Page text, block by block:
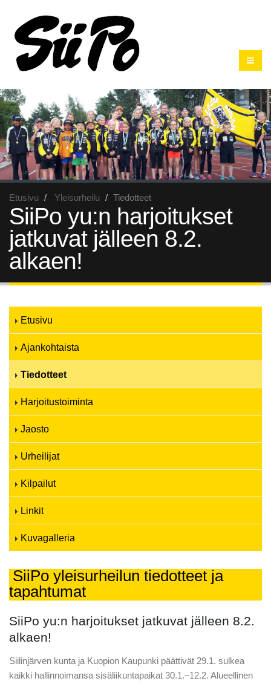
Etusivu Yleisurheilu Tiedotteet
SiiPo yu:n harjoitukset
jatkuvat jälleen 8.2.
alkaen!
Etusivu
Ajankohtaista
Tiedotteet
Harjoitustoiminta
Jaosto
Urheilijat
Kilpailut
Linkit
Kuvagalleria
SiiPo yleisurheilun tiedotteet ja
tapahtumat
SiiPo yu:n harjoitukset jatkuvat jälleen 8.2.
alkaen!
Siilinjärven kunta ja Kuopion Kaupunki päättivät 29.1. sulkea
kaikki hallinnoimansa sisäliikuntapaikat 30.1.–12.2. Alueellinen